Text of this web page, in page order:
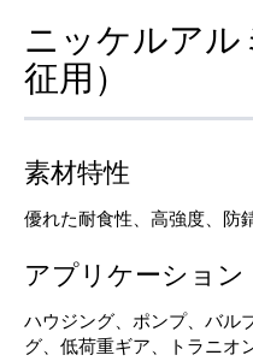
フォローする
X フェイスブック
ニッケルアル
征用）
素材特性
優れた耐食性、高強度、防
アプリケーション
ハウジング、ポンプ、バル
グ、低荷重ギア、トラニオ